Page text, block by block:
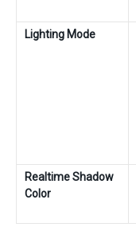
Lighting Mode
Realtime Shadow
Color